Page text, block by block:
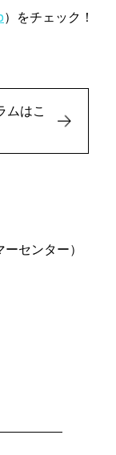
）をチェック！
ムはこ
センター）